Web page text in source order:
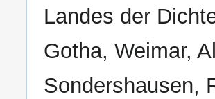
Landes der
Gotha, Weimar,
Sondershausen,